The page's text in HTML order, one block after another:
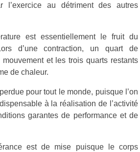
l’exercice au détriment des autres
est essentiellement le fruit du
d’une contraction, un quart de
mouvement et les trois quarts restants
de chaleur.
pour tout le monde, puisque l’on
à la réalisation de l’activité
garantes de performance et de
est de mise puisque le corps